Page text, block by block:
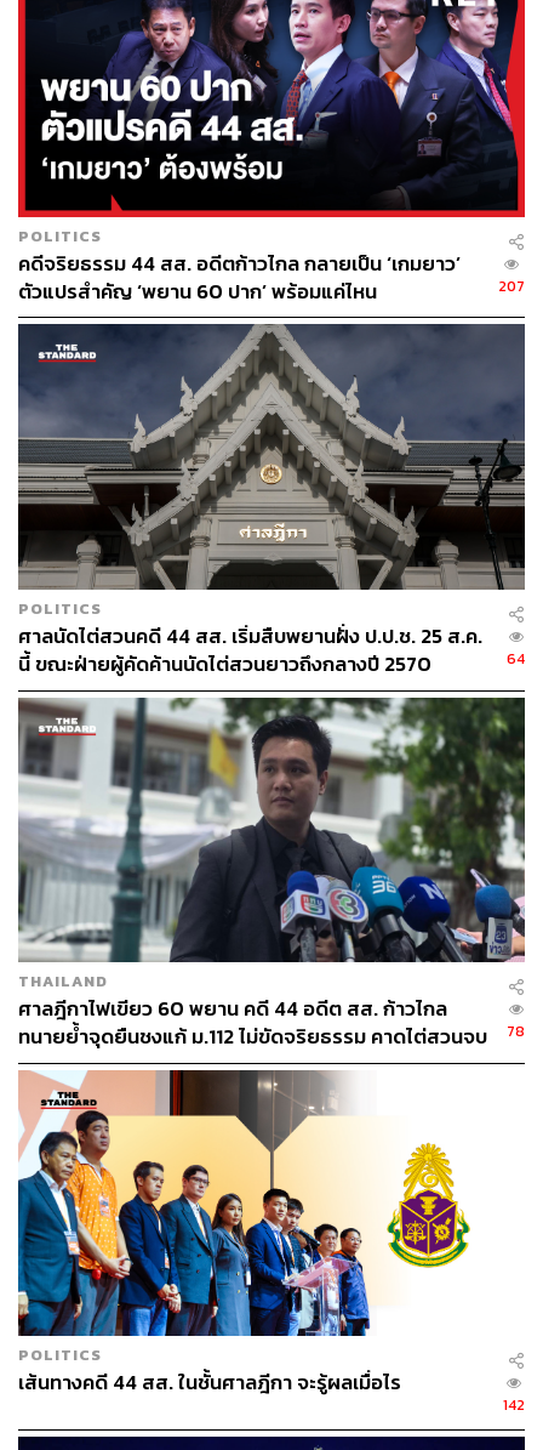
อ้างอิง:
https://x.com/2nd__4th/status/188131529493494193
6?s=46&t=jbTXwMlqrApNjJ77TPkLcw
TAGS: แสตมป์-อภิวัชร์ เอื้อถาวรสุข ม.112
Tilly Birds
นิว-จีริสุดา ศรีวัฒน์
345
ABOUT THE AUTHOR
ใยรัก ชุติอังกูร
นักเขียนผู้ชอบถ่ายทอดเรื่องราวผ่านตัวอักษร
หลงใหลในภาษา วัฒนธรรม และการติ่ง
POLITICS
คดีจริยธรรม 44 สส. อดีตก้าวไกล กลายเป็น ‘เกมยาว’
ตัวแปรสำคัญ ‘พยาน 60 ปาก’ พร้อมแค่ไหน
207
POLITICS
ศาลนัดไต่สวนคดี 44 สส. เริ่มสืบพยานฝั่ง ป.ป.ช. 25 ส.ค.
นี้ ขณะฝ่ายผู้คัดค้านนัดไต่สวนยาวถึงกลางปี 2570
64
THAILAND
ศาลฎีกาไฟเขียว 60 พยาน คดี 44 อดีต สส. ก้าวไกล
ทนายย้ำจุดยืนชงแก้ ม.112 ไม่ขัดจริยธรรม คาดไต่สวนจบ
พฤษภาคมปี 2570
78
POLITICS
เส้นทางคดี 44 สส. ในชั้นศาลฎีกา จะรู้ผลเมื่อไร
142